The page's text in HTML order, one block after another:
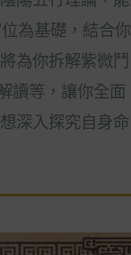
為基礎，結合你
為你拆解紫微鬥
讀等，讓你全面
深入探究自身命